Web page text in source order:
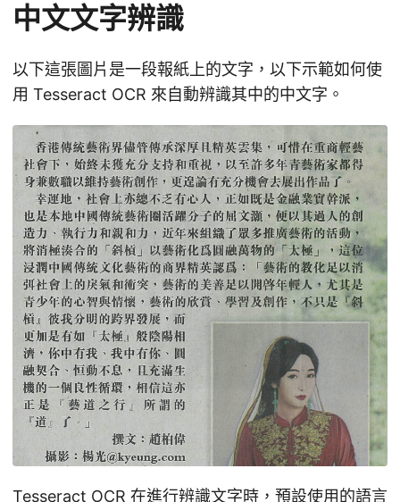
中文文字辨識
以下這張圖片是一段報紙上的文字，以下示範如何使
用 Tesseract OCR 來自動辨識其中的中文字。
Tesseract OCR 在進行辨識文字時，預設使用的語言